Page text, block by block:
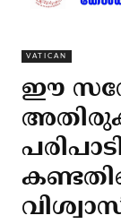
VATICAN
ഈ